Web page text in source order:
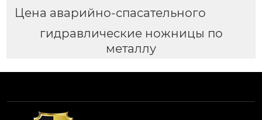
Цена аварийно-спасательного
гидравлические ножницы по
металлу